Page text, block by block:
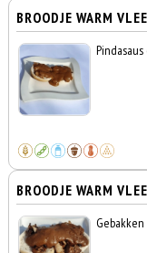
BROODJE WARM
BROODJE WARM